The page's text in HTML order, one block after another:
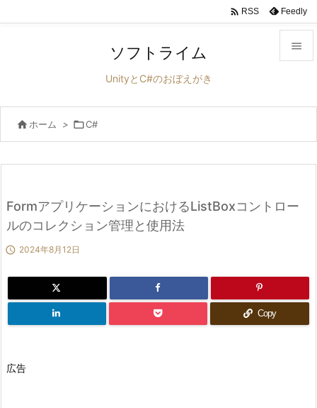


前へ
 RSS Feedly
ソフトライム
UnityとC#のおぼえがき
 ホーム > C#
FormアプリケーションにおけるListBoxコントロー
ルのコレクション管理と使用法
 2024年8月12日
Copy
広告